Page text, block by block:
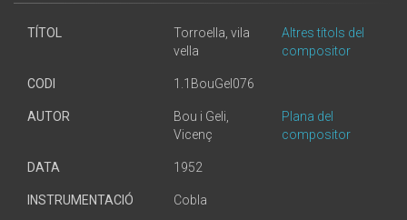
TÍTOL
Torroella, vila
vella
Altres títols del
compositor
CODI 1.1BouGel076
AUTOR
Bou i Geli,
Vicenç
Plana del
compositor
DATA 1952
INSTRUMENTACIÓ Cobla